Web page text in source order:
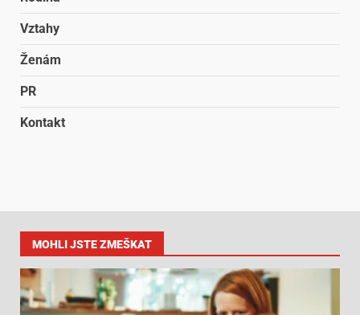
Vztahy
Ženám
PR
Kontakt
MOHLI JSTE ZMEŠKAT